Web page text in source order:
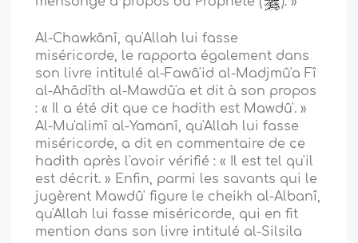
Al-Chawkânî, qu'Allah lui fasse
miséricorde, le rapporta également dans
son livre intitulé al-Fawâ'id al-Madjmû'a Fî
al-Ahâdîth al-Mawdû'a et dit à son propos
: « Il a été dit que ce hadith est Mawdû'. »
Al-Mu'alimî al-Yamanî, qu'Allah lui fasse
miséricorde, a dit en commentaire de ce
hadith après l'avoir vérifié : « Il est tel qu'il
est décrit. » Enfin, parmi les savants qui le
jugèrent Mawdû' figure le cheikh al-Albanî,
qu'Allah lui fasse miséricorde, qui en fit
mention dans son livre intitulé al-Silsila